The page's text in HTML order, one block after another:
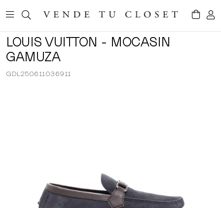
LOUIS VUITTON - MOCASIN
GAMUZA
GDL250611036911